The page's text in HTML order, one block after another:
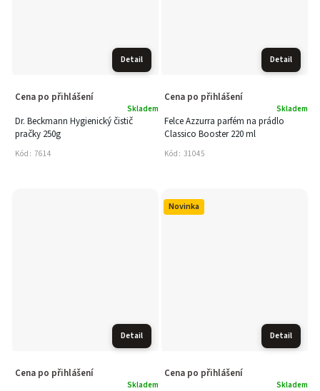
Detail
Dr. Beckmann Hygienický čistič
pračky 250g
Skladem
Cena po přihlášení
Kód: 7614
Detail
Felce Azzurra parfém na prádlo
Classico Booster 220 ml
Skladem
Cena po přihlášení
Kód: 31045
Detail
Skladem
Cena po přihlášení
Novinka
Detail
Skladem
Cena po přihlášení